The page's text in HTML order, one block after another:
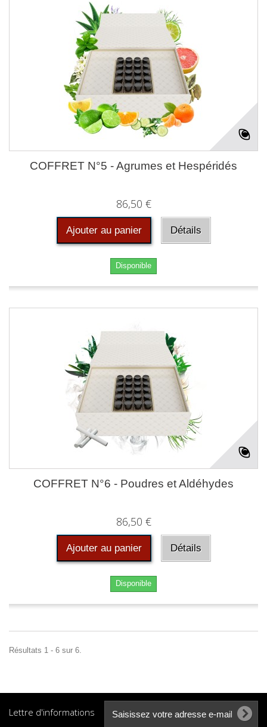
COFFRET N°5 - Agrumes et Hespéridés
86,50 €
Ajouter au panier Détails
Disponible
COFFRET N°6 - Poudres et Aldéhydes
86,50 €
Ajouter au panier Détails
Disponible
Résultats 1 - 6 sur 6.
Lettre d'informations